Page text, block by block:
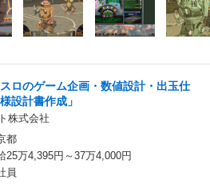
スロのゲーム企画・数値設計・出玉仕
設計書作成」
株式会社
都
25万4,395円～37万4,000円
員